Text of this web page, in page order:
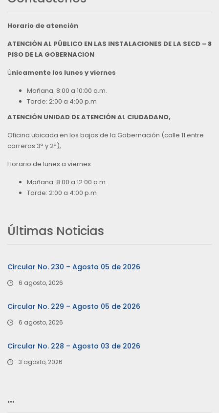
Horario de atención
ATENCIÓN AL PÚBLICO EN LAS INSTALACIONES DE LA SECD – 8
PISO DE LA GOBERNACION
Únicamente los lunes y viernes
Mañana: 8:00 a 10:00 a.m.
Tarde: 2:00 a 4:00 p.m
ATENCIÓN UNIDAD DE ATENCIÓN AL CIUDADANO,
Oficina ubicada en los bajos de la Gobernación (calle 11 entre
carreras 3ª y 2ª),
Horario de lunes a viernes
Mañana: 8:00 a 12:00 a.m.
Tarde: 2:00 a 4:00 p.m
Últimas Noticias
Circular No. 230 – Agosto 05 de 2026
6 agosto, 2026
Circular No. 229 – Agosto 05 de 2026
6 agosto, 2026
Circular No. 228 – Agosto 03 de 2026
3 agosto, 2026
…